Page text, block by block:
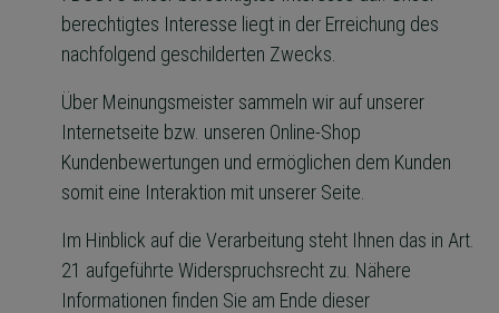
berechtigtes Interesse liegt in der Erreichung des
nachfolgend geschilderten Zwecks.
Über Meinungsmeister sammeln wir auf unserer
Internetseite bzw. unseren Online-Shop
Kundenbewertungen und ermöglichen dem Kunden
somit eine Interaktion mit unserer Seite.
Im Hinblick auf die Verarbeitung steht Ihnen das in Art.
21 aufgeführte Widerspruchsrecht zu. Nähere
Informationen finden Sie am Ende dieser